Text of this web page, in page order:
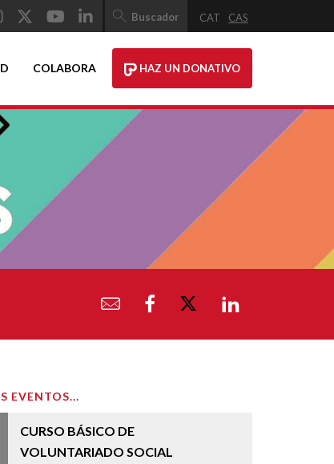
Buscador CAT CAS
COLABORA HAZ UN DONATIVO
EVENTOS...
CURSO BÁSICO DE
VOLUNTARIADO SOCIAL